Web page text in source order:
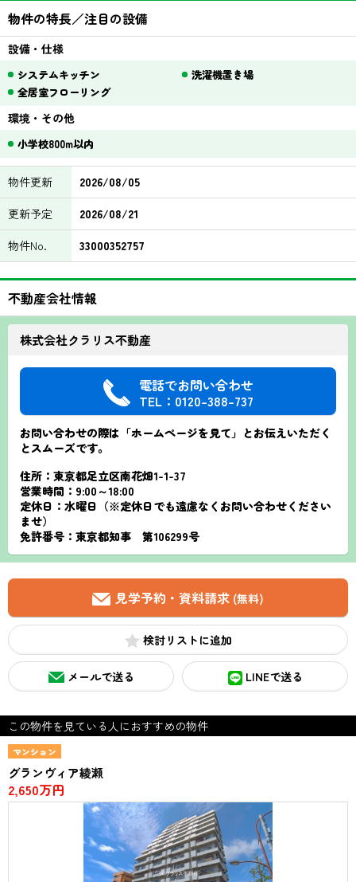
物件の特長／注目の設備
設備・仕様
システムキッチン
洗濯機置き場
全居室フローリング
環境・その他
小学校800m以内
物件更新
2026/08/05
更新予定
2026/08/21
物件No.
33000352757
不動産会社情報
株式会社クラリス不動産
電話でお問い合わせ
TEL：0120-388-737
お問い合わせの際は「ホームページを見て」とお伝えいただく
とスムーズです。
住所：東京都足立区南花畑1-1-37
営業時間：9:00～18:00
定休日：水曜日（※定休日でも遠慮なくお問い合わせください
ませ）
免許番号：東京都知事 第106299号
見学予約・資料請求 (無料)
検討リスト
メールで送る LINEで送る
この物件を見ている人におすすめの物件
マンション
グランヴィア綾瀬
2,650万円